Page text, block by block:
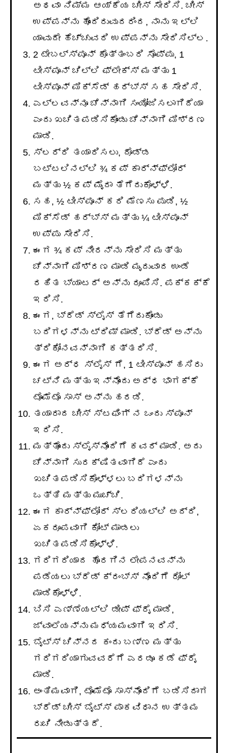
ಅಥವಾ ನಿಮ್ಮ ಆಯ್ಕೆಯ ಚೀಸ್ ಸೇರಿಸಿ. ಚೀಸ್
ಉಪ್ಪನ್ನು ಹೊಂದಿರುವುದರಿಂದ, ನಾನು ಇಲ್ಲಿ
ಯಾವುದೇ ಹೆಚ್ಚುವರಿ ಉಪ್ಪನ್ನು ಸೇರಿಸಿಲ್ಲ.
2 ಟೇಬಲ್ಸ್ಪೂನ್ ಕೊತ್ತಂಬರಿ ಸೊಪ್ಪು, 1
ಟೀಸ್ಪೂನ್ ಚಿಲ್ಲಿ ಫ್ಲೇಕ್ಸ್ ಮತ್ತು 1
ಟೀಸ್ಪೂನ್ ಮಿಕ್ಸೆಡ್ ಹರ್ಬ್ಸ್ ಸಹ ಸೇರಿಸಿ.
ಎಲ್ಲವನ್ನೂ ಚೆನ್ನಾಗಿ ಸಂಯೋಜಿಸಲಾಗಿದೆಯಾ
ಎಂದು ಖಚಿತಪಡಿಸಿಕೊಂಡು ಚೆನ್ನಾಗಿ ಮಿಶ್ರಣ
ಮಾಡಿ.
ಸ್ಲರ್ರಿ ತಯಾರಿಸಲು, ದೊಡ್ಡ
ಬಟ್ಟಲಿನಲ್ಲಿ ¾ ಕಪ್ ಕಾರ್ನ್‌ಫ್ಲೋರ್
ಮತ್ತು ½ ಕಪ್ ಮೈದಾ ತೆಗೆದುಕೊಳ್ಳಿ.
ಸಹ, ½ ಟೀಸ್ಪೂನ್ ಕರಿ ಮೆಣಸು ಪುಡಿ, ½
ಮಿಕ್ಸೆಡ್ ಹರ್ಬ್ಸ್ ಮತ್ತು ¼ ಟೀಸ್ಪೂನ್
ಉಪ್ಪು ಸೇರಿಸಿ.
ಈಗ ¾ ಕಪ್ ನೀರನ್ನು ಸೇರಿಸಿ ಮತ್ತು
ಚೆನ್ನಾಗಿ ಮಿಶ್ರಣ ಮಾಡಿ ಮೃದುವಾದ ಉಂಡೆ
ರಹಿತ ಬ್ಯಾಟರ್ ಅನ್ನು ರೂಪಿಸಿ. ಪಕ್ಕಕ್ಕೆ
ಇರಿಸಿ.
ಈಗ, ಬ್ರೆಡ್ ಸ್ಲೈಸ್ ತೆಗೆದುಕೊಂಡು
ಬದಿಗಳನ್ನು ಟ್ರಿಮ್ ಮಾಡಿ. ಬ್ರೆಡ್ ಅನ್ನು
ತ್ರಿಕೋನವನ್ನಾಗಿ ಕತ್ತರಿಸಿ.
ಈಗ ಅರ್ಧ ಸ್ಲೈಸ್ ಗೆ, 1 ಟೀಸ್ಪೂನ್ ಹಸಿರು
ಚಟ್ನಿ ಮತ್ತು ಇನ್ನೊಂದು ಅರ್ಧ ಭಾಗಕ್ಕೆ
ಟೊಮೆಟೊ ಸಾಸ್ ಅನ್ನು ಹರಡಿ.
ತಯಾರಾದ ಚೀಸ್ ಸ್ಟಫಿಂಗ್ ನ ಒಂದು ಸ್ಪೂನ್
ಇರಿಸಿ.
ಮತ್ತೊಂದು ಸ್ಲೈಸ್ನೊಂದಿಗೆ ಕವರ್ ಮಾಡಿ. ಅದು
ಚೆನ್ನಾಗಿ ಸುರಕ್ಷಿತವಾಗಿದೆ ಎಂದು
ಖಚಿತಪಡಿಸಿಕೊಳ್ಳಲು ಬದಿಗಳನ್ನು
ಒತ್ತಿ ಮತ್ತು ಮುಚ್ಚಿ.
ಈಗ ಕಾರ್ನ್‌ಫ್ಲೋರ್ ಸ್ಲರಿಯಲ್ಲಿ ಅದ್ದಿ,
ಏಕರೂಪವಾಗಿ ಕೋಟ್ ಮಾಡಲು
ಖಚಿತಪಡಿಸಿಕೊಳ್ಳಿ.
ಗರಿಗರಿಯಾದ ಹೊರಗಿನ ಲೇಪನವನ್ನು
ಪಡೆಯಲು ಬ್ರೆಡ್ ಕ್ರಂಬ್ಸ್ ನೊಂದಿಗೆ ರೋಲ್
ಮಾಡಿಕೊಳ್ಳಿ.
ಬಿಸಿ ಎಣ್ಣೆಯಲ್ಲಿ ಡೀಪ್ ಫ್ರೈ ಮಾಡಿ,
ಜ್ವಾಲೆಯನ್ನು ಮಧ್ಯಮವಾಗಿ ಇರಿಸಿ.
ಬೈಟ್ಸ್ ಚಿನ್ನದ ಕಂದು ಬಣ್ಣ ಮತ್ತು
ಗರಿಗರಿಯಾಗುವವರೆಗೆ ಎರಡೂ ಕಡೆ ಫ್ರೈ
ಮಾಡಿ.
ಅಂತಿಮವಾಗಿ, ಟೊಮೆಟೊ ಸಾಸ್‌ನೊಂದಿಗೆ ಬಡಿಸಿದಾಗ
ಬ್ರೆಡ್ ಚೀಸ್ ಬೈಟ್ಸ್ ಪಾಕವಿಧಾನ ಉತ್ತಮ
ರುಚಿ ನೀಡುತ್ತದೆ.